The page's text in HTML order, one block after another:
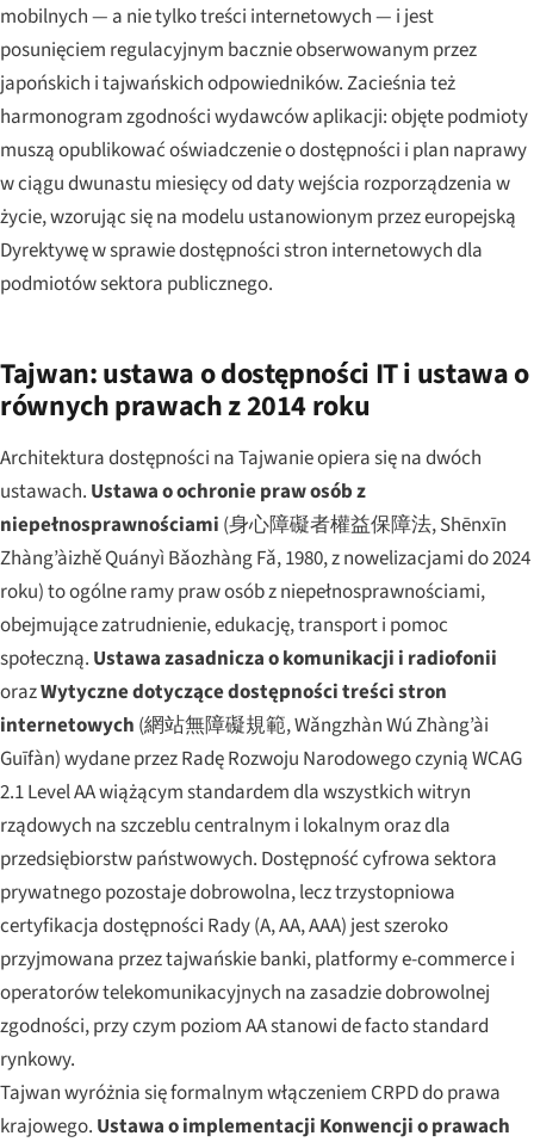
mobilnych — a nie tylko treści internetowych — i jest
posunięciem regulacyjnym bacznie obserwowanym przez
japońskich i tajwańskich odpowiedników. Zacieśnia też
harmonogram zgodności wydawców aplikacji: objęte podmioty
muszą opublikować oświadczenie o dostępności i plan naprawy
w ciągu dwunastu miesięcy od daty wejścia rozporządzenia w
życie, wzorując się na modelu ustanowionym przez europejską
Dyrektywę w sprawie dostępności stron internetowych dla
podmiotów sektora publicznego.
Tajwan: ustawa o dostępności IT i ustawa o
równych prawach z 2014 roku
Architektura dostępności na Tajwanie opiera się na dwóch
ustawach. Ustawa o ochronie praw osób z
niepełnosprawnościami (身心障礙者權益保障法,Shēnxīn
Zhàng’àizhě Quányì Bǎozhàng Fǎ, 1980, z nowelizacjami do 2024
roku) to ogólne ramy praw osób z niepełnosprawnościami,
obejmujące zatrudnienie, edukację, transport i pomoc
społeczną. Ustawa zasadnicza o komunikacji i radiofonii
orazWytyczne dotyczące dostępności treści stron
internetowych (網站無障礙規範,Wǎngzhàn Wú Zhàng’ài
Guīfàn) wydane przez Radę Rozwoju Narodowego czynią WCAG
2.1 Level AA wiążącym standardem dla wszystkich witryn
rządowych na szczeblu centralnym i lokalnym oraz dla
przedsiębiorstw państwowych. Dostępność cyfrowa sektora
prywatnego pozostaje dobrowolna, lecz trzystopniowa
certyfikacja dostępności Rady (A, AA, AAA) jest szeroko
przyjmowana przez tajwańskie banki, platformy e-commerce i
operatorów telekomunikacyjnych na zasadzie dobrowolnej
zgodności, przy czym poziom AA stanowi de facto standard
rynkowy.
Tajwan wyróżnia się formalnym włączeniem CRPD do prawa
krajowego. Ustawa o implementacji Konwencji o prawach